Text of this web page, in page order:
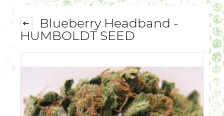
Blueberry Headband -
HUMBOLDT SEED